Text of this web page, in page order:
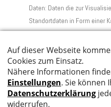
Daten: Daten die zur
Standortdaten in Form einer
insbesondere IP-Adresse,
Hintergrunddiensten wie
Adresse, Koordinaten, bei
Anfangsort und Zielort,
Android-Werbe-ID.
Wir haben mit Google im